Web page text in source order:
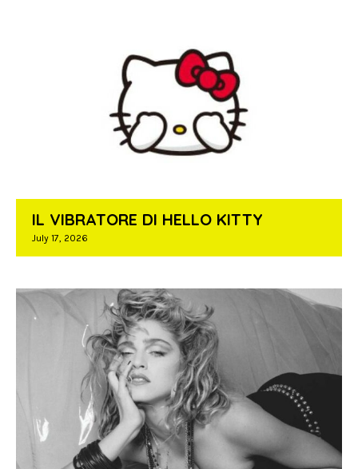
IL VIBRATORE DI HELLO KITTY
July 17, 2026